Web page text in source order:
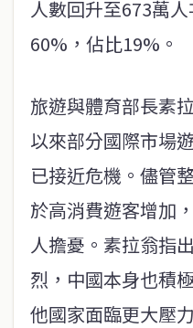
人數回升至673萬
60%，佔比19%。
旅遊與體育部長素
以來部分國際市場
已接近危機。儘管
於高消費遊客增加
人擔憂。素拉翁指
烈，中國本身也積
他國家面臨更大壓